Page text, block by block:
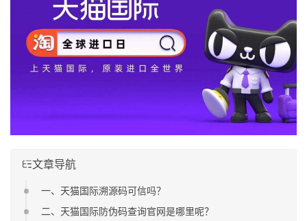
文章导航
一、天猫国际溯源码可信吗？
二、天猫国际防伪码查询官网是哪里呢？